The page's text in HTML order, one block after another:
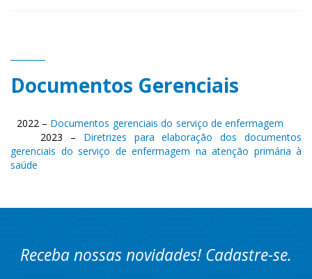
Documentos Gerenciais
2022 – Documentos gerenciais do serviço de enfermagem
2023 – Diretrizes para elaboração dos documentos
gerenciais do serviço de enfermagem na atenção primária à
saúde
Receba nossas novidades! Cadastre-se.